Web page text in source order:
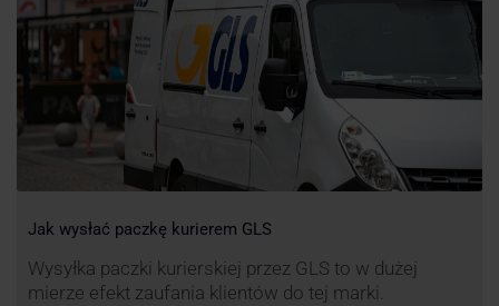
Jak wysłać paczkę kurierem GLS
Wysyłka paczki kurierskiej przez GLS to w dużej
mierze efekt zaufania klientów do tej marki.